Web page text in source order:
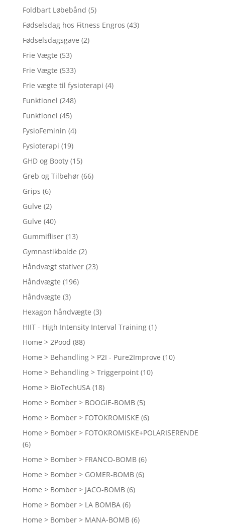
Foldbart Løbebånd (5)
Fødselsdag hos Fitness Engros (43)
Fødselsdagsgave (2)
Frie Vægte (53)
Frie Vægte (533)
Frie vægte til fysioterapi (4)
Funktionel (248)
Funktionel (45)
FysioFeminin (4)
Fysioterapi (19)
GHD og Booty (15)
Greb og Tilbehør (66)
Grips (6)
Gulve (2)
Gulve (40)
Gummifliser (13)
Gymnastikbolde (2)
Håndvægt stativer (23)
Håndvægte (196)
Håndvægte (3)
Hexagon håndvægte (3)
HIIT - High Intensity Interval Training (1)
Home > 2Pood (88)
Home > Behandling > P2I - Pure2Improve (10)
Home > Behandling > Triggerpoint (10)
Home > BioTechUSA (18)
Home > Bomber > BOOGIE-BOMB (5)
Home > Bomber > FOTOKROMISKE (6)
Home > Bomber > FOTOKROMISKE+POLARISERENDE
(6)
Home > Bomber > FRANCO-BOMB (6)
Home > Bomber > GOMER-BOMB (6)
Home > Bomber > JACO-BOMB (6)
Home > Bomber > LA BOMBA (6)
Home > Bomber > MANA-BOMB (6)